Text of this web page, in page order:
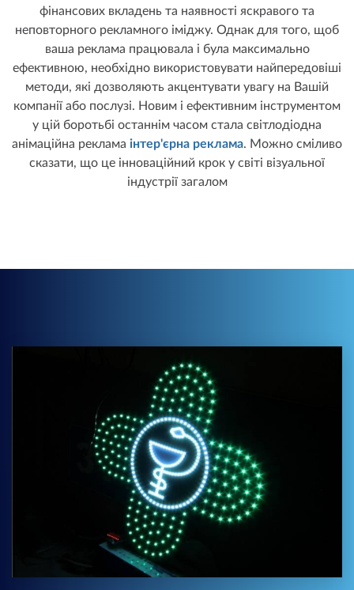
фінансових вкладень та наявності яскравого та
неповторного рекламного іміджу. Однак для того, щоб
ваша реклама працювала і була максимально
ефективною, необхідно використовувати найпередовіші
методи, які дозволяють акцентувати увагу на Вашій
компанії або послузі. Новим і ефективним інструментом
у цій боротьбі останнім часом стала світлодіодна
анімаційна реклама інтер'єрна реклама. Можно сміливо
сказати, що це інноваційний крок у світі візуальної
індустрії загалом